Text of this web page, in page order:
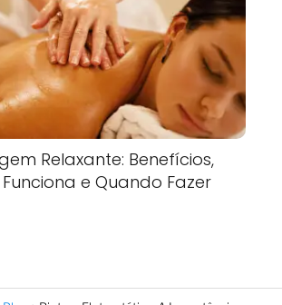
Relaxante: Benefícios,
e Quando Fazer